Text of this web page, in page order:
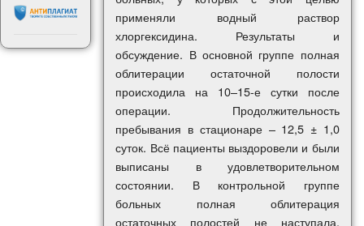
применяли водный раствор
хлоргексидина. Результаты и
обсуждение. В основной группе полная
облитерации остаточной полости
происходила на 10–15-е сутки после
операции. Продолжительность
пребывания в стационаре – 12,5 ± 1,0
суток. Всё пациенты выздоровели и были
выписаны в удовлетворительном
состоянии. В контрольной группе
больных полная облитерация
остаточных полостей не наступала.